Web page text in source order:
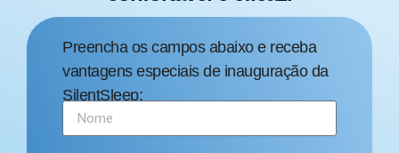
Preencha os campos abaixo e receba
vantagens especiais de inauguração da
SilentSleep: